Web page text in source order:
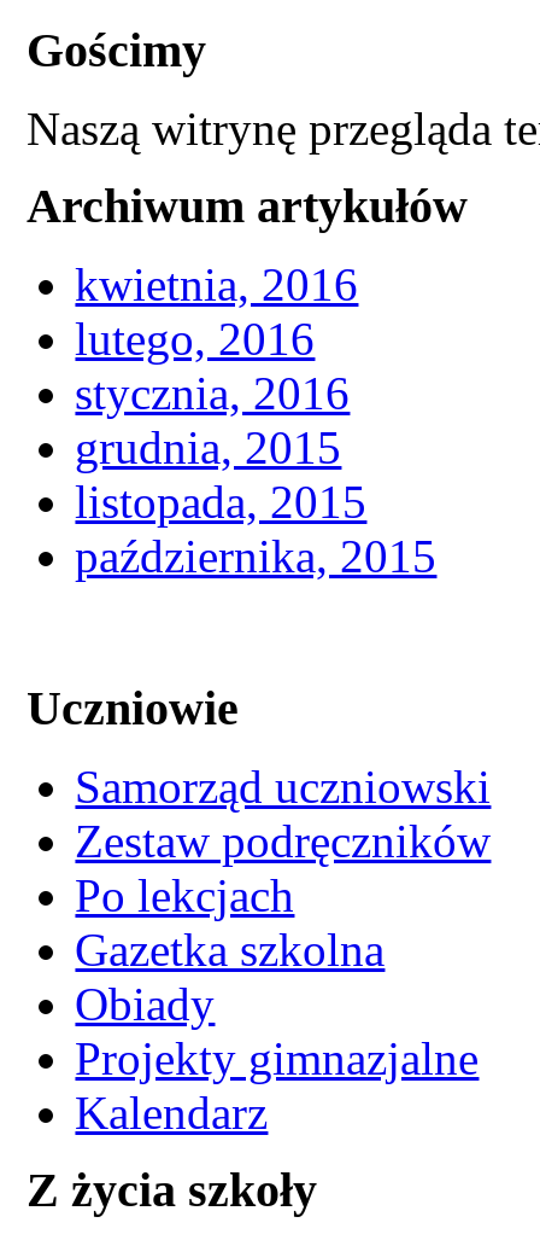
Gościmy
Naszą witrynę przegląda
Archiwum artykułów
kwietnia, 2016
lutego, 2016
stycznia, 2016
grudnia, 2015
listopada, 2015
października, 2015
Uczniowie
Samorząd uczniowski
Zestaw podręczników
Po lekcjach
Gazetka szkolna
Obiady
Projekty gimnazjalne
Kalendarz
Z życia szkoły